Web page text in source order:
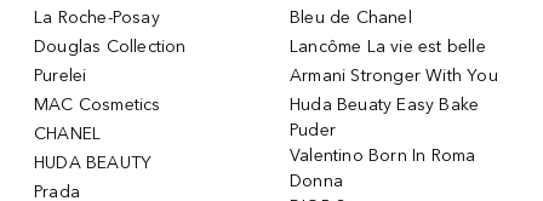
La Roche-Posay
Douglas Collection
Purelei
MAC Cosmetics
CHANEL
HUDA BEAUTY
Prada
Bleu de Chanel
Lancôme La vie est belle
Armani Stronger With You
Huda Beuaty Easy Bake
Puder
Valentino Born In Roma
Donna